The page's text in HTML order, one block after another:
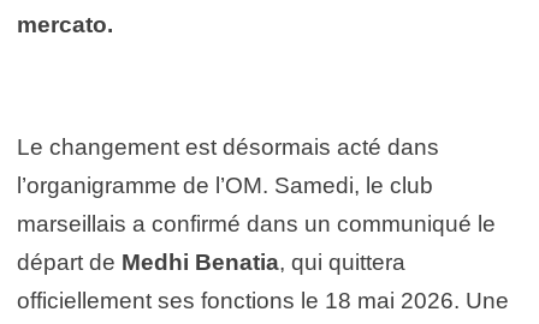
mercato.
Le changement est désormais acté dans
l’organigramme de l’OM. Samedi, le club
marseillais a confirmé dans un communiqué le
départ de Medhi Benatia, qui quittera
officiellement ses fonctions le 18 mai 2026. Une